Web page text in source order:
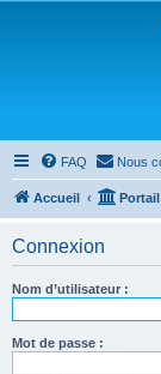
FAQ Nous
Accueil Portail
Connexion
Nom d’utilisateur :
Mot de passe :